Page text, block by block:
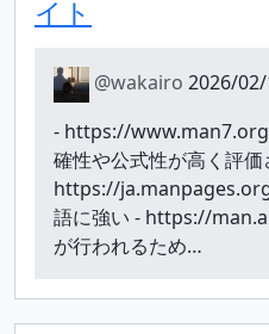
イト
@wakairo 2026/02/
- https://
確性や公式性が高く評
https://
語に強い - https://
が行われるため…